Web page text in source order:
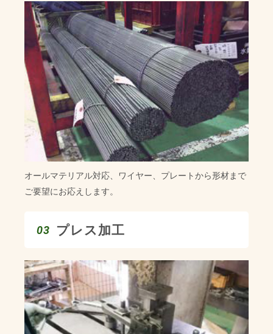
オールマテリアル対応、ワイヤー、プレートから形材まで
ご要望にお応えします。
03 プレス加工